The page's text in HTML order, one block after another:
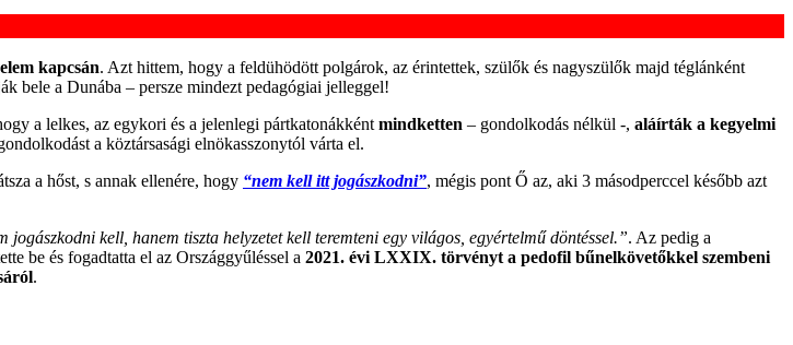
kapcsán. Azt hittem, hogy a feldühödött polgárok, az érintettek, szülők és nagyszülők majd téglánként
bele a Dunába – persze mindezt pedagógiai jelleggel!
a lelkes, az egykori és a jelenlegi pártkatonákként mindketten – gondolkodás nélkül -, aláírták a kegyelmi
a köztársasági elnökasszonytól várta el.
a hőst, s annak ellenére, hogy “nem kell itt jogászkodni”, mégis pont Ő az, aki 3 másodperccel később azt
kell, hanem tiszta helyzetet kell teremteni egy világos, egyértelmű döntéssel.”. Az pedig a
be és fogadtatta el az Országgyűléssel a 2021. évi LXXIX. törvényt a pedofil bűnelkövetőkkel szembeni
.